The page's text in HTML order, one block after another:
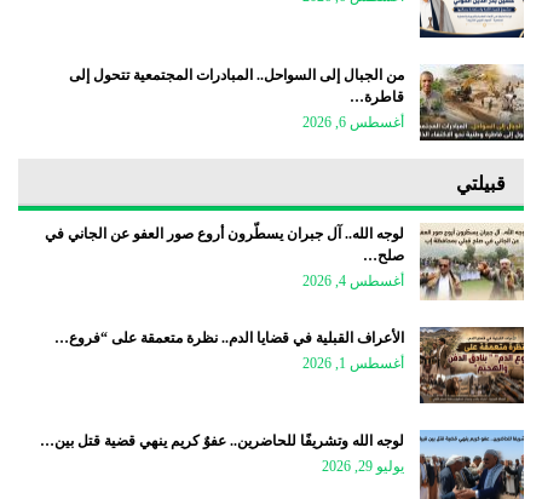
من الجبال إلى السواحل.. المبادرات المجتمعية تتحول إلى
قاطرة…
أغسطس 6, 2026
قبيلتي
لوجه الله.. آل جبران يسطّرون أروع صور العفو عن الجاني في
صلح…
أغسطس 4, 2026
الأعراف القبلية في قضايا الدم.. نظرة متعمقة على “فروع…
أغسطس 1, 2026
لوجه الله وتشريفًا للحاضرين.. عفوٌ كريم ينهي قضية قتل بين…
يوليو 29, 2026